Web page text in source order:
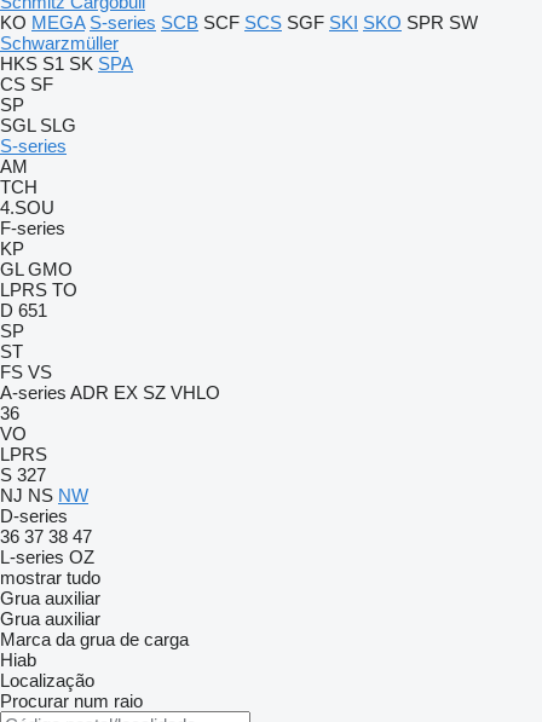
KO MEGA S-series SCB SCF SCS SGF SKI SKO SPR SW
Schwarzmüller
HKS S1 SK SPA
CS SF
SP
SGL SLG
S-series
AM
TCH
4.SOU
F-series
KP
GL GMO
LPRS TO
D 651
SP
ST
FS VS
A-series ADR EX SZ VHLO
36
VO
LPRS
S 327
NJ NS NW
D-series
36 37 38 47
L-series OZ
mostrar tudo
Grua auxiliar
Grua auxiliar
Marca da grua de carga
Hiab
Localização
Procurar num raio